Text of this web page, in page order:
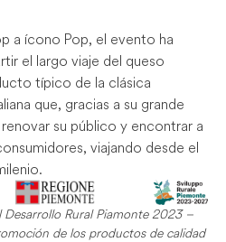
a ícono Pop, el evento ha
el largo viaje del queso
típico de la clásica
que, gracias a su grande
su público y encontrar a
viajando desde el
Rural Piamonte 2023 –
de los productos de calidad